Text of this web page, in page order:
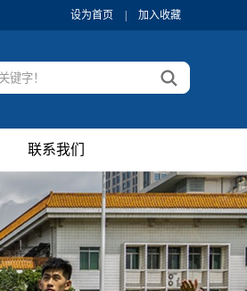
设为首页 加入收藏
联系我们